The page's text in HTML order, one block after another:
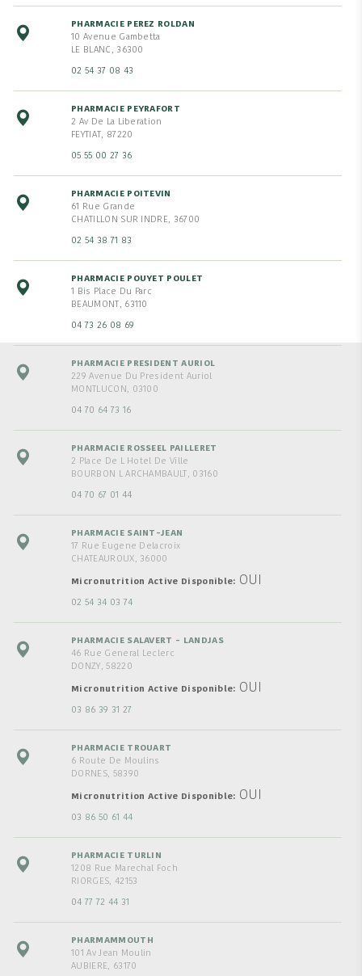
PHARMACIE PEREZ ROLDAN
10 Avenue Gambetta
LE BLANC, 36300
02 54 37 08 43
PHARMACIE PEYRAFORT
2 Av De La Liberation
FEYTIAT, 87220
05 55 00 27 36
PHARMACIE POITEVIN
61 Rue Grande
CHATILLON SUR INDRE, 36700
02 54 38 71 83
PHARMACIE POUYET POULET
1 Bis Place Du Parc
BEAUMONT, 63110
04 73 26 08 69
PHARMACIE PRESIDENT AURIOL
229 Avenue Du President Auriol
MONTLUCON, 03100
04 70 64 73 16
PHARMACIE ROSSEEL PAILLERET
2 Place De L Hotel De Ville
BOURBON L ARCHAMBAULT, 03160
04 70 67 01 44
PHARMACIE SAINT-JEAN
17 Rue Eugene Delacroix
CHATEAUROUX, 36000
Micronutrition Active Disponible OUI
02 54 34 03 74
PHARMACIE SALAVERT - LANDJAS
46 Rue General Leclerc
DONZY, 58220
Micronutrition Active Disponible OUI
03 86 39 31 27
PHARMACIE TROUART
6 Route De Moulins
DORNES, 58390
Micronutrition Active Disponible OUI
03 86 50 61 44
PHARMACIE TURLIN
1208 Rue Marechal Foch
RIORGES, 42153
04 77 72 44 31
PHARMAMMOUTH
101 Av Jean Moulin
AUBIERE, 63170